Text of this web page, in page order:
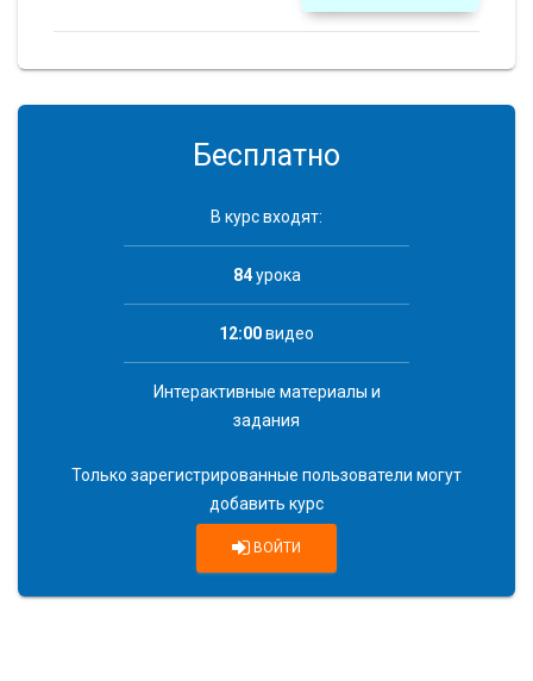
Бесплатно
В курс входят:
84урока
12:00видео
Интерактивные материалы и
задания
Только зарегистрированные пользователи могут
добавить курс
ВОЙТИ